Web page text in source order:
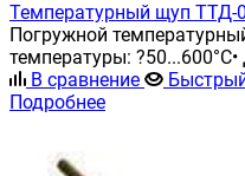
Температурный щуп ТТД-
Погружной
температуры:
В сравнение
Подробнее